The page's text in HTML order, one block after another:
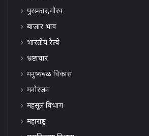
पुरस्कार,गौरव
बाजार भाव
भारतीय रेल्वे
भ्रष्टाचार
मनुष्यबळ विकास
मनोरंजन
महसूल विभाग
महाराष्ट्र